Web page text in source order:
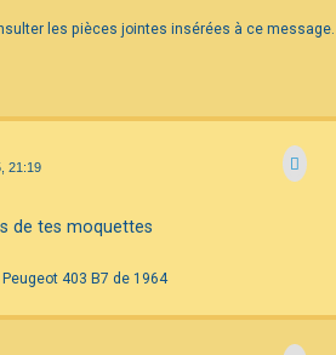
les pièces jointes insérées à ce message.
21:19
de tes moquettes
403 B7 de 1964